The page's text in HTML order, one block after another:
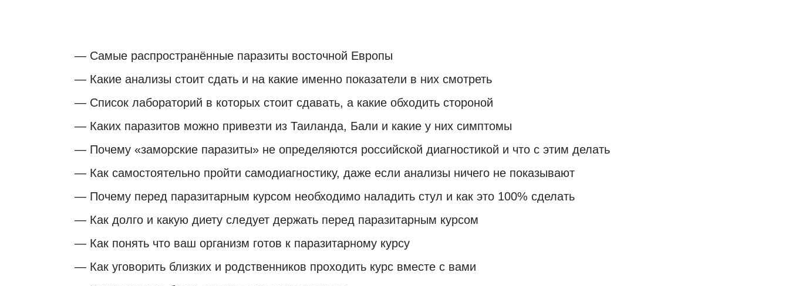
— Самые распространённые паразиты восточной Европы
— Какие анализы стоит сдать и на какие именно показатели в них смотреть
— Список лабораторий в которых стоит сдавать, а какие обходить стороной
— Каких паразитов можно привезти из Таиланда, Бали и какие у них симптомы
— Почему «заморские паразиты» не определяются российской диагностикой и что с этим делать
— Как самостоятельно пройти самодиагностику, даже если анализы ничего не показывают
— Почему перед паразитарным курсом необходимо наладить стул и как это 100% сделать
— Как долго и какую диету следует держать перед паразитарным курсом
— Как понять что ваш организм готов к паразитарному курсу
— Как уговорить близких и родственников проходить курс вместе с вами